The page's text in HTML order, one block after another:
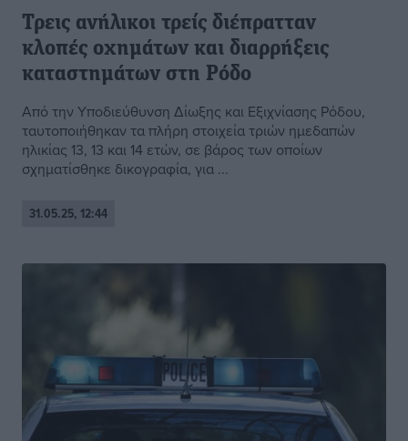
Τρεις ανήλικοι τρείς διέπρατταν
κλοπές οχημάτων και διαρρήξεις
καταστημάτων στη Ρόδο
Από την Υποδιεύθυνση Δίωξης και Εξιχνίασης Ρόδου,
ταυτοποιήθηκαν τα πλήρη στοιχεία τριών ημεδαπών
ηλικίας 13, 13 και 14 ετών, σε βάρος των οποίων
σχηματίσθηκε δικογραφία, για ...
31.05.25, 12:44